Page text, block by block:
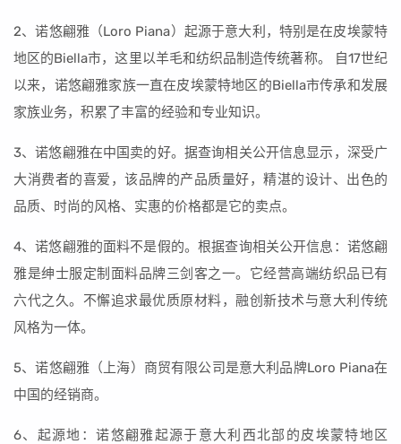
2、诺悠翩雅（Loro Piana）起源于意大利，特别是在皮埃蒙特
地区的Biella市，这里以羊毛和纺织品制造传统著称。 自17世纪
以来，诺悠翩雅家族一直在皮埃蒙特地区的Biella市传承和发展
家族业务，积累了丰富的经验和专业知识。
3、诺悠翩雅在中国卖的好。据查询相关公开信息显示，深受广
大消费者的喜爱，该品牌的产品质量好，精湛的设计、出色的
品质、时尚的风格、实惠的价格都是它的卖点。
4、诺悠翩雅的面料不是假的。根据查询相关公开信息：诺悠翩
雅是绅士服定制面料品牌三剑客之一。它经营高端纺织品已有
六代之久。不懈追求最优质原材料，融创新技术与意大利传统
风格为一体。
5、诺悠翩雅（上海）商贸有限公司是意大利品牌Loro Piana在
中国的经销商。
6、起源地：诺悠翩雅起源于意大利西北部的皮埃蒙特地区